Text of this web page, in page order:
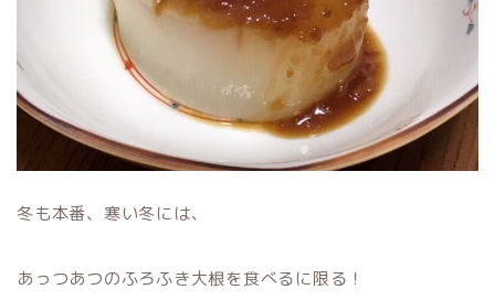
冬も本番、寒い冬には、
あっつあつのふろふき大根を食べるに限る！